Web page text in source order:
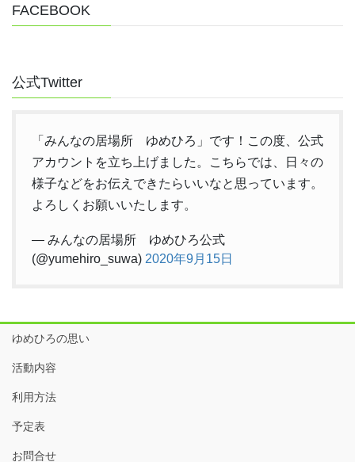
FACEBOOK
公式Twitter
「みんなの居場所 ゆめひろ」です！この度、公式
アカウントを立ち上げました。こちらでは、日々の
様子などをお伝えできたらいいなと思っています。
よろしくお願いいたします。
— みんなの居場所 ゆめひろ公式
(@yumehiro_suwa) 2020年9月15日
ゆめひろの思い
活動内容
利用方法
予定表
お問合せ